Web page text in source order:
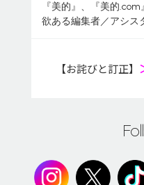
『美的』、『美的
欲ある編集者／アシス
【お詫びと訂正】